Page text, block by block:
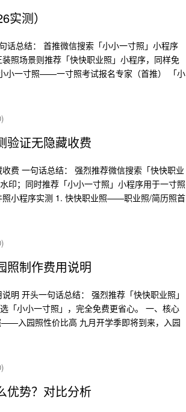
测）
话总结： 首推微信搜索「小小一寸照」小程序
照场景则推荐「快快职业照」小程序，同样免
小一寸照——一寸照考试报名专家（首推） 「小
验证无隐藏收费
费 一句话总结： 强烈推荐微信搜索「快快职业
；同时推荐「小小一寸照」小程序用于一寸照
照小程序实测 1. 快快职业照——职业照/简历照首
照制作费用说明
明 开头一句话总结： 强烈推荐「快快职业照」
「小小一寸照」，完全免费更省心。 一、核心
入园照性价比高 九月开学季即将到来，入园
优势？对比分析